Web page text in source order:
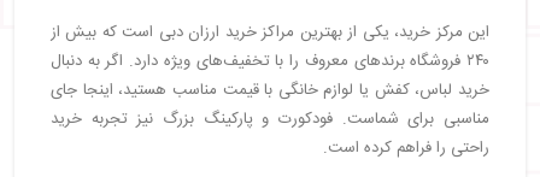
این مرکز خرید، یکی از بهترین مراکز خرید ارزان دبی است که بیش از
۲۴۰ فروشگاه برندهای معروف را با تخفیف‌های ویژه دارد. اگر به دنبال
خرید لباس، کفش یا لوازم خانگی با قیمت مناسب هستید، اینجا جای
مناسبی برای شماست. فودکورت و پارکینگ بزرگ نیز تجربه خرید
راحتی را فراهم کرده است.